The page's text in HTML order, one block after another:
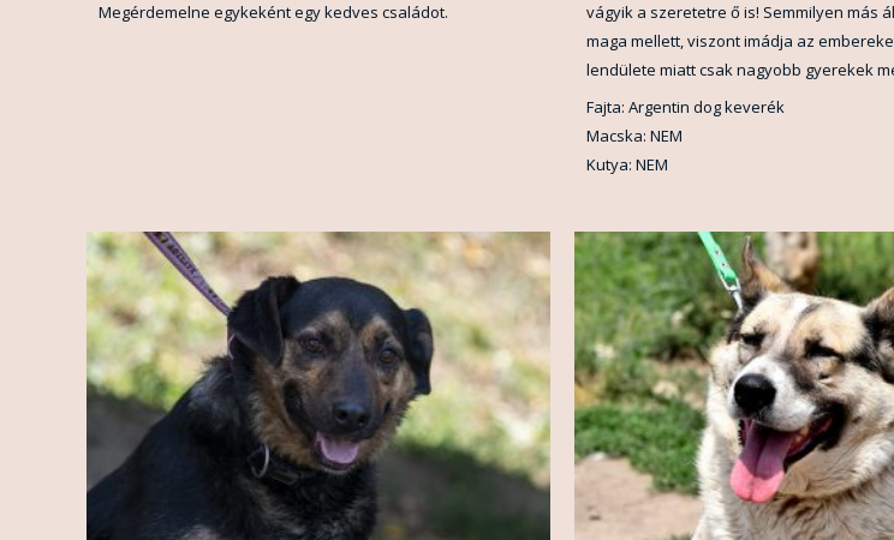
Megérdemelne egykeként egy kedves családot.
vágyik a szeretetre ő is! Semmilyen más
maga mellett, viszont imádja az
lendülete miatt csak nagyobb gyerekek
Fajta: Argentin dog keverék
Macska: NEM
Kutya: NEM